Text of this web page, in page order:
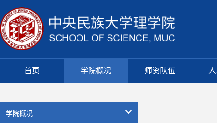
首页 学院概况 师资队伍
学院概况